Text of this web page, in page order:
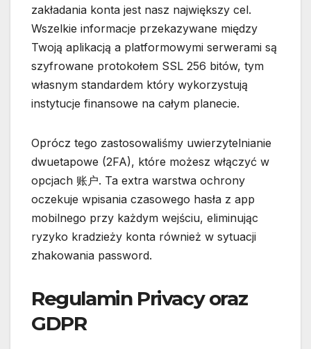
zakładania konta jest nasz największy cel.
Wszelkie informacje przekazywane między
Twoją aplikacją a platformowymi serwerami są
szyfrowane protokołem SSL 256 bitów, tym
własnym standardem który wykorzystują
instytucje finansowe na całym planecie.
Oprócz tego zastosowaliśmy uwierzytelnianie
dwuetapowe (2FA), które możesz włączyć w
opcjach 账户. Ta extra warstwa ochrony
oczekuje wpisania czasowego hasła z app
mobilnego przy każdym wejściu, eliminując
ryzyko kradzieży konta również w sytuacji
zhakowania password.
Regulamin Privacy oraz
GDPR